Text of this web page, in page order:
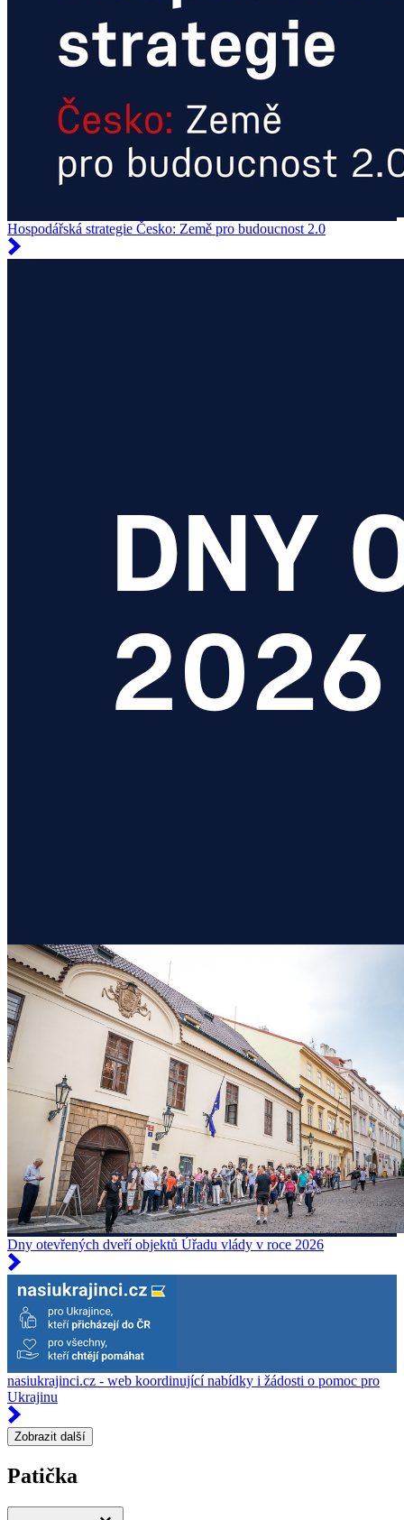
Hospodářská strategie Česko: Země pro budoucnost 2.0
Dny otevřených dveří objektů Úřadu vlády v roce 2026
nasiukrajinci.cz - web koordinující nabídky i žádosti o pomoc pro
Ukrajinu
Zobrazit další
Patička